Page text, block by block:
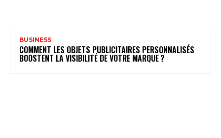
BUSINESS
COMMENT LES OBJETS PUBLICITAIRES PERSONNALISÉS
BOOSTENT LA VISIBILITÉ DE VOTRE MARQUE ?